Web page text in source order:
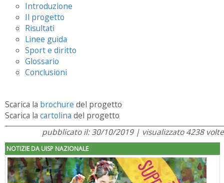
Introduzione
Il progetto
Risultati
Linee guida
Sport e diritto
Glossario
Conclusioni
Scarica la brochure del progetto
Scarica la cartolina del progetto
pubblicato il: 30/10/2019 | visualizzato 4238 volte
NOTIZIE DA UISP NAZIONALE